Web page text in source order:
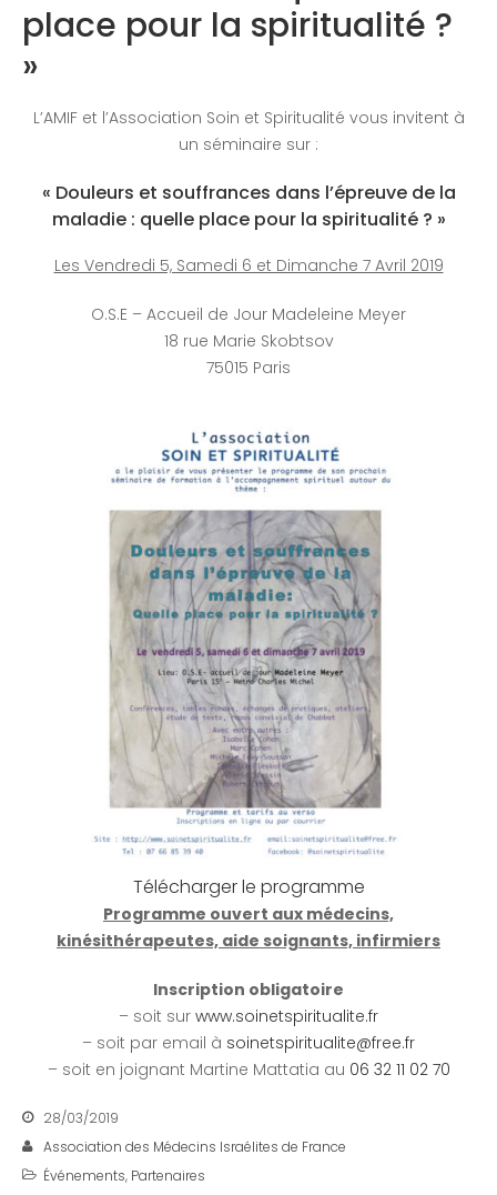
place pour la spiritualité ?
»
L’AMIF et l’Association Soin et Spiritualité vous invitent à
un séminaire sur :
« Douleurs et souffrances dans l’épreuve de la
maladie : quelle place pour la spiritualité ? »
Les Vendredi 5, Samedi 6 et Dimanche 7 Avril 2019
O.S.E – Accueil de Jour Madeleine Meyer
18 rue Marie Skobtsov
75015 Paris
Télécharger le programme
Programme ouvert aux médecins,
kinésithérapeutes, aide soignants, infirmiers
Inscription obligatoire
– soit sur www.soinetspiritualite.fr
– soit par email à soinetspiritualite@free.fr
– soit en joignant Martine Mattatia au 06 32 11 02 70
28/03/2019
Association des Médecins Israélites de France
Événements, Partenaires